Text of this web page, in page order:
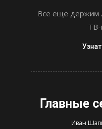
Все еще держим
ТВ-
Главные
Иван